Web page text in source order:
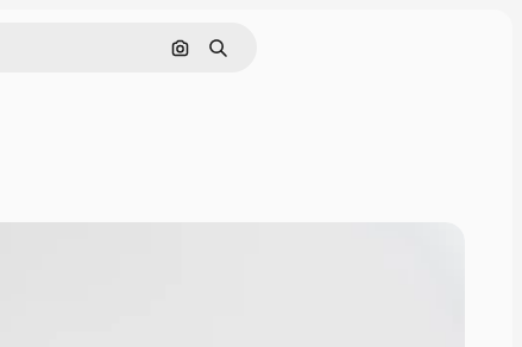
Поиск по изображению
Поиск